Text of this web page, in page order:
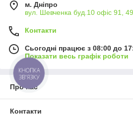
м. Дніпро
вул. Шевченка буд.10 офіс 91,
Контакти
Сьогодні працює з 08:00 до
Показати весь графік роботи
Про нас
Контакти
КНОПКА
ЗВ'ЯЗКУ